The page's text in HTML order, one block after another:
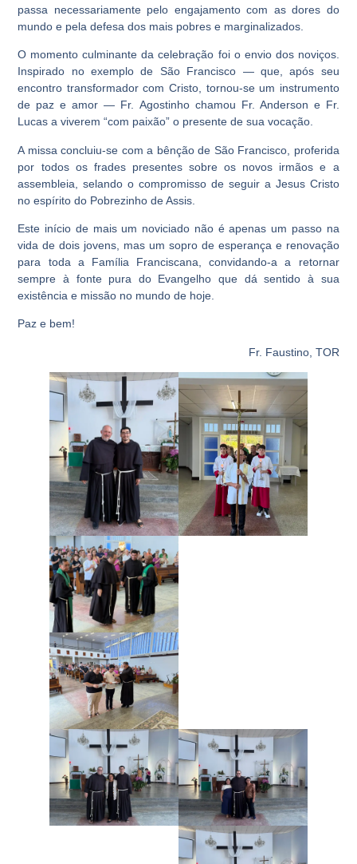
passa necessariamente pelo engajamento com as dores do
mundo e pela defesa dos mais pobres e marginalizados.
O momento culminante da celebração foi o envio dos noviços.
Inspirado no exemplo de São Francisco — que, após seu
encontro transformador com Cristo, tornou-se um instrumento
de paz e amor — Fr. Agostinho chamou Fr. Anderson e Fr.
Lucas a viverem “com paixão” o presente de sua vocação.
A missa concluiu-se com a bênção de São Francisco, proferida
por todos os frades presentes sobre os novos irmãos e a
assembleia, selando o compromisso de seguir a Jesus Cristo
no espírito do Pobrezinho de Assis.
Este início de mais um noviciado não é apenas um passo na
vida de dois jovens, mas um sopro de esperança e renovação
para toda a Família Franciscana, convidando-a a retornar
sempre à fonte pura do Evangelho que dá sentido à sua
existência e missão no mundo de hoje.
Paz e bem!
Fr. Faustino, TOR